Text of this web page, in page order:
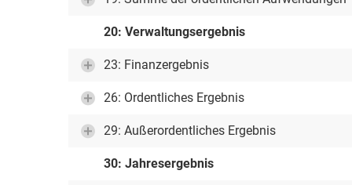
20: Verwaltungsergebnis
23: Finanzergebnis
26: Ordentliches Ergebnis
29: Außerordentliches Ergebnis
30: Jahresergebnis